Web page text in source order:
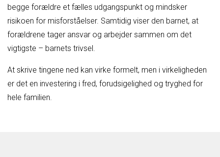
begge forældre et fælles udgangspunkt og mindsker
risikoen for misforståelser. Samtidig viser den barnet, at
forældrene tager ansvar og arbejder sammen om det
vigtigste – barnets trivsel.
At skrive tingene ned kan virke formelt, men i virkeligheden
er det en investering i fred, forudsigelighed og tryghed for
hele familien.